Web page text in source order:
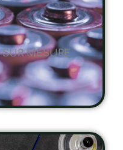
MESURE